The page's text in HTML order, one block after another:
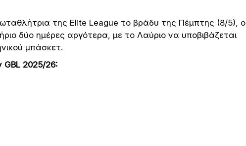
της Elite League το βράδυ της Πέμπτης (8/5), ο
δύο ημέρες αργότερα, με το Λαύριο να υποβιβάζεται
μπάσκετ.
GBL 2025/26: